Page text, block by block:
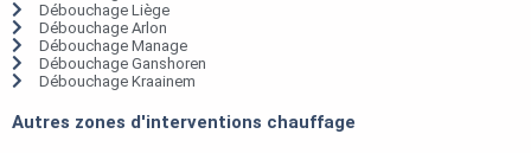
Débouchage Liège
Débouchage Arlon
Débouchage Manage
Débouchage Ganshoren
Débouchage Kraainem
Autres zones d'interventions chauffage